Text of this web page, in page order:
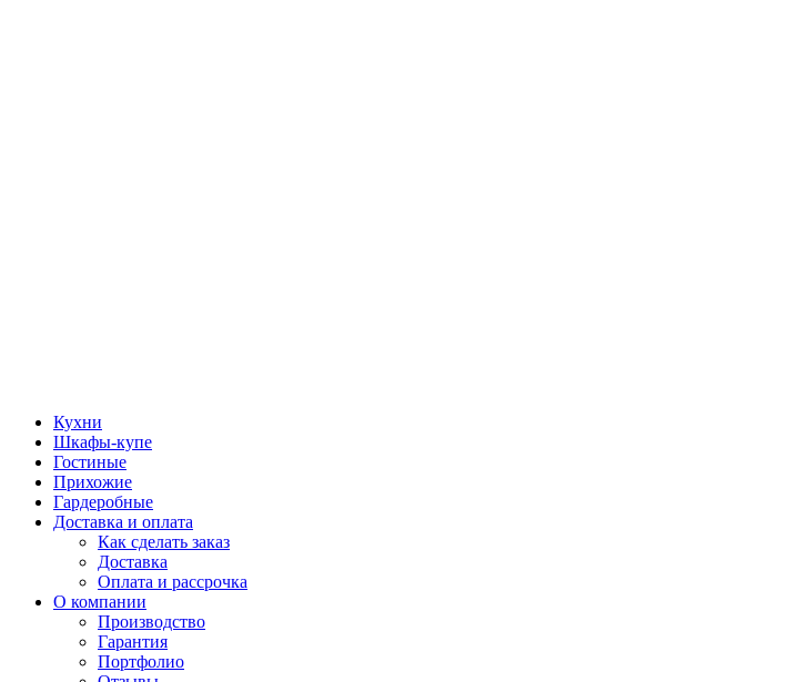
Кухни
Шкафы-купе
Гостиные
Прихожие
Гардеробные
Доставка и оплата
Как сделать заказ
Доставка
Оплата и рассрочка
О компании
Производство
Гарантия
Портфолио